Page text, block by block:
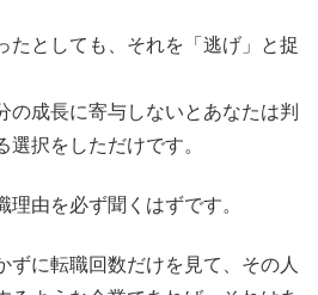
たとしても、それを「逃げ」と捉
の成長に寄与しないとあなたは判
選択をしただけです。
由を必ず聞くはずです。
ずに転職回数だけを見て、その人